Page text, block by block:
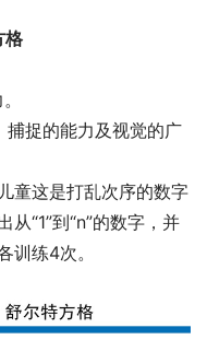
格
捉的能力及视觉的广
童这是打乱次序的数字
“1”到“n”的数字，并
训练4次。